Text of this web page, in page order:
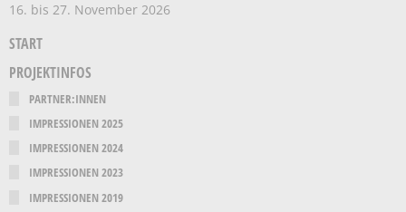
16. bis 27. November 2026
START
PROJEKTINFOS
PARTNER:INNEN
IMPRESSIONEN 2025
IMPRESSIONEN 2024
IMPRESSIONEN 2023
IMPRESSIONEN 2019